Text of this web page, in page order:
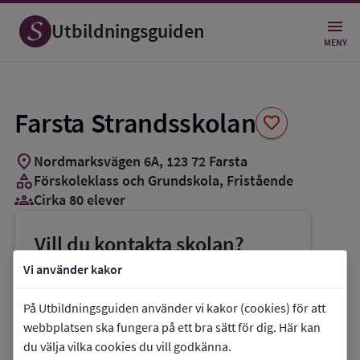
Vi använder kakor
På Utbildningsguiden använder vi kakor (cookies) för att
webbplatsen ska fungera på ett bra sätt för dig. Här kan
du välja vilka cookies du vill godkänna.
Utbildningsguiden MENY
Farsta Strandsskolan favorite
Spara
som
favorit
location_on Nordmarksvägen 6A, 123 72 Farsta
categoryFörskoleklass och Grundskola, Fristående
groups_3Cirka 80 elever
Vill du kontakta skolan?
phoneTelefon:076-1161975
E-post: andreas@farstastrandskolan.se
link Webbplats:Farsta Strandsskolan